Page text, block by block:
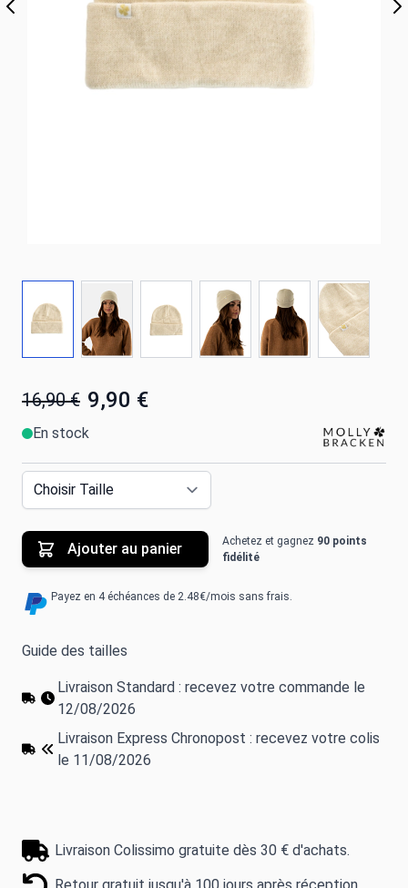
16,90 € 9,90 €
En stock
Ajouter au panier Achetez et gagnez 90 points
fidélité
Payez en 4 échéances de 2.48€/mois sans frais.
Guide des tailles
Livraison Standard : recevez votre commande le
12/08/2026
Livraison Express Chronopost : recevez votre colis
le 11/08/2026
Livraison Colissimo gratuite dès 30 € d'achats.